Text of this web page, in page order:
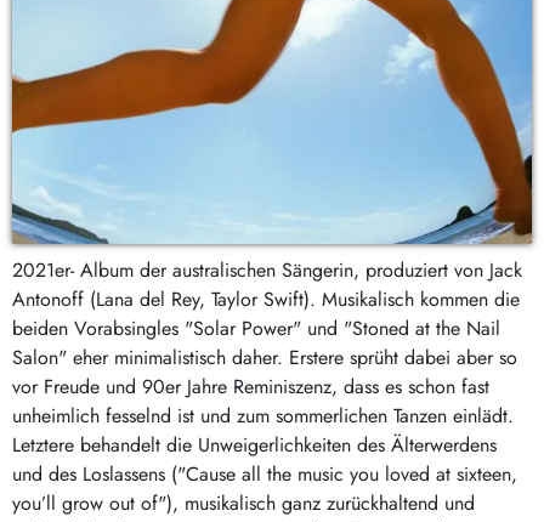
2021er- Album der australischen Sängerin, produziert von Jack
Antonoff (Lana del Rey, Taylor Swift). Musikalisch kommen die
beiden Vorabsingles "Solar Power" und "Stoned at the Nail
Salon" eher minimalistisch daher. Erstere sprüht dabei aber so
vor Freude und 90er Jahre Reminiszenz, dass es schon fast
unheimlich fesselnd ist und zum sommerlichen Tanzen einlädt.
Letztere behandelt die Unweigerlichkeiten des Älterwerdens
und des Loslassens ("Cause all the music you loved at sixteen,
you’ll grow out of"), musikalisch ganz zurückhaltend und